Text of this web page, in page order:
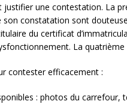
une contestation. La
constatation sont
du certificat
La
contester efficacement :
: photos du carrefour,